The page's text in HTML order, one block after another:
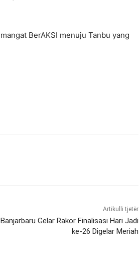
BerAKSI menuju Tanbu yang
Artikulli tjetër
Gelar Rakor Finalisasi Hari Jadi
ke-26 Digelar Meriah